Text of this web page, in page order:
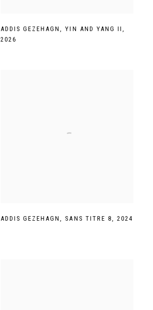
ADDIS GEZEHAGN,YIN AND YANG II,
2026
ADDIS GEZEHAGN, SANS TITRE 8, 2024